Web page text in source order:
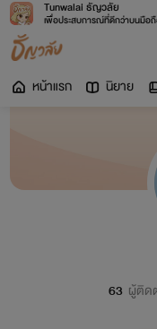
Tunwalai ธัญวลัย
เพื่อประสบการณ์ที่ดีกว่าบนมือ
หน้าแรก นิยาย
63 ผู้ติด